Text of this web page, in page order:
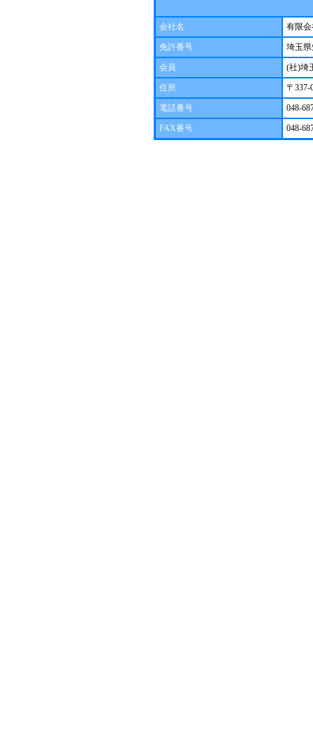
会社名 有限
免許番号 埼玉県
会員 (社)埼
住所 〒337-
電話番号 048-
FAX番号 048-